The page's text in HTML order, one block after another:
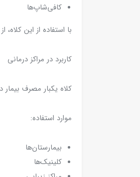
کافی‌شاپ‌ها
با استفاده از این
کاربرد در مراکز درمانی
کلاه یکبار مصرف
موارد استفاده:
بیمارستان‌ها
کلینیک‌ها